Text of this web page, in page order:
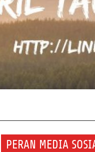
PERAN MEDIA